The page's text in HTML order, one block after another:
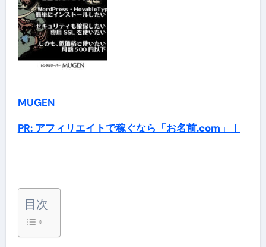
MUGEN
PR: アフィリエイトで稼ぐなら「お名前.com」！
目次